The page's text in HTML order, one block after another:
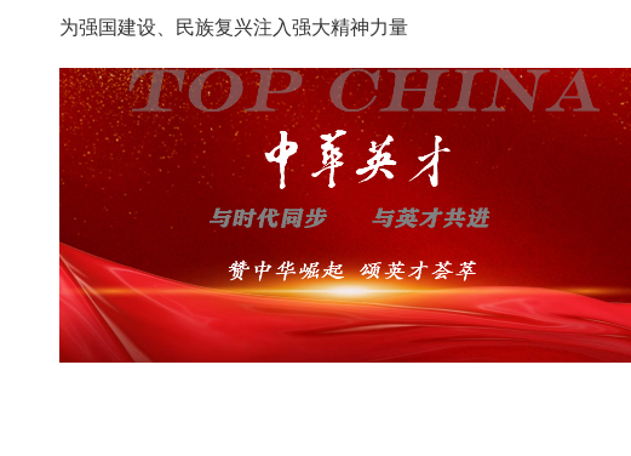
为强国建设、民族复兴注入强大精神力量